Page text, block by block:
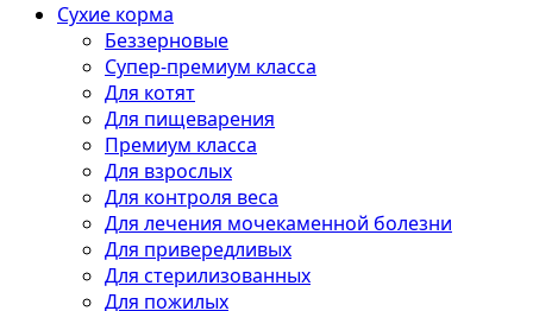
Сухие корма
Беззерновые
Супер-премиум класса
Для котят
Для пищеварения
Премиум класса
Для взрослых
Для контроля веса
Для лечения мочекаменной болезни
Для привередливых
Для стерилизованных
Для пожилых